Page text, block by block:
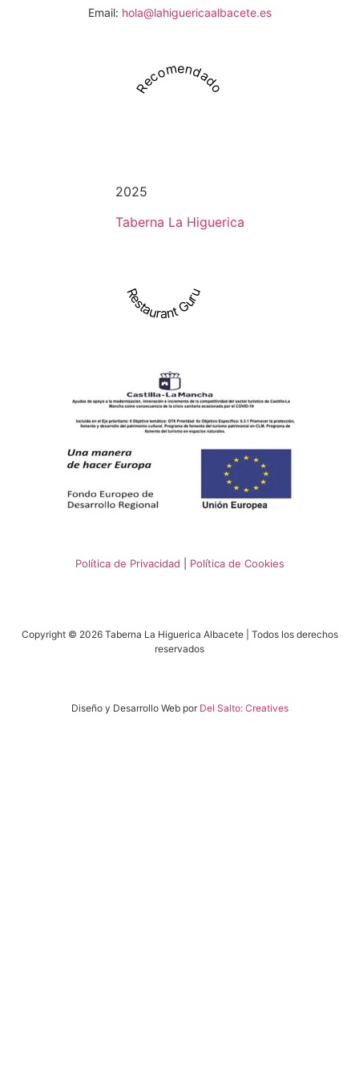
Email: hola@lahiguericaalbacete.es
Recomendado
2025
Taberna La Higuerica
Restaurant Guru
Política de Privacidad Política de Cookies
Copyright © 2026 Taberna La Higuerica Albacete | Todos los derechos
reservados
Diseño y Desarrollo Web por Del Salto: Creatives